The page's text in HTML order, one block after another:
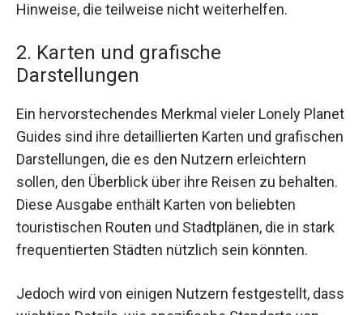
Hinweise, die teilweise nicht weiterhelfen.
2. Karten und grafische
Darstellungen
Ein hervorstechendes Merkmal vieler Lonely Planet
Guides sind ihre detaillierten Karten und grafischen
Darstellungen, die es den Nutzern erleichtern
sollen, den Überblick über ihre Reisen zu behalten.
Diese Ausgabe enthält Karten von beliebten
touristischen Routen und Stadtplänen, die in stark
frequentierten Städten nützlich sein könnten.
Jedoch wird von einigen Nutzern festgestellt, dass